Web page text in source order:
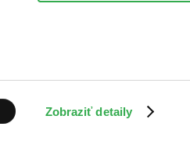
Zobraziť detaily